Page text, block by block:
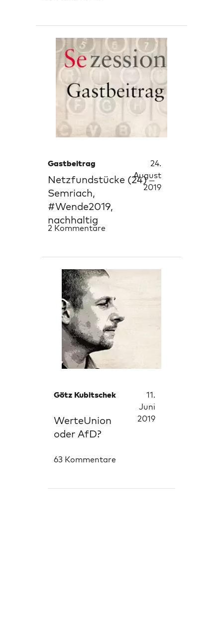
Gastbeitrag
24.
August
2019
Netzfundstücke (24) –
Semriach,
#Wende2019,
nachhaltig
2 Kommentare
Götz Kubitschek
11.
Juni
2019
WerteUnion
oder AfD?
63 Kommentare